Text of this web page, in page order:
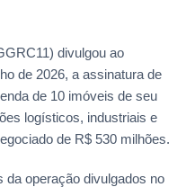
divulgou ao
de 2026, a assinatura de
de 10 imóveis de seu
logísticos, industriais e
de R$ 530 milhões.
operação divulgados no